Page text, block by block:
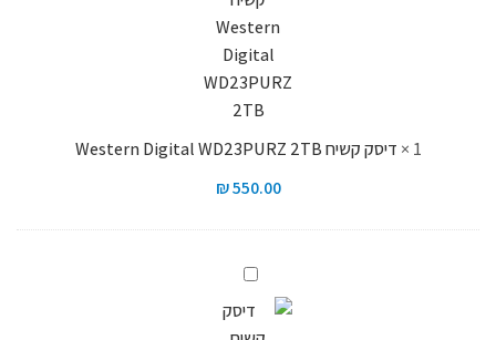
Digital
WD23PURZ
2TB
1
× דיסק קשיח Western Digital WD23PURZ 2TB
₪550.00
דיסק
Western